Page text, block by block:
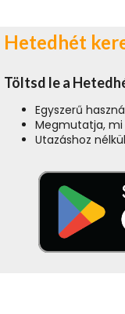
Hetedhét
Töltsd le a
Egyszerű
Megmutatja, mi
Utazáshoz